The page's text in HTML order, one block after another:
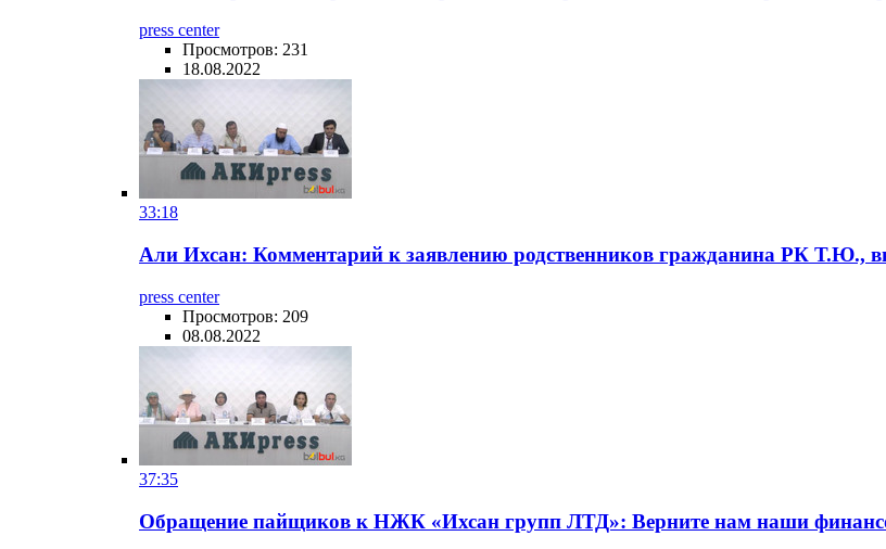
press center
Просмотров: 231
18.08.2022
33:18
Али Ихсан: Комментарий к заявлению родственников гражданина РК Т.Ю.,
press center
Просмотров: 209
08.08.2022
37:35
Обращение пайщиков к НЖК «Ихсан групп ЛТД»: Верните нам наши